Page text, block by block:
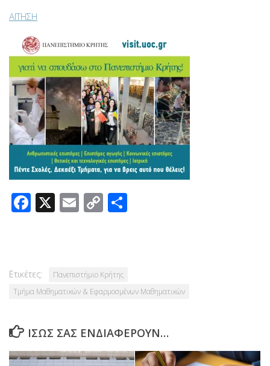
ΑΙΤΗΣΗ
Facebook
X Email
Copy
Ετικέτες:
Πανεπιστήμιο Κρήτης
Τμήμα Μαθηματικών & Εφαρμοσμένων Μαθηματικών
ΊΣΩΣ ΣΑΣ ΕΝΔΙΑΦΈΡΟΥΝ…